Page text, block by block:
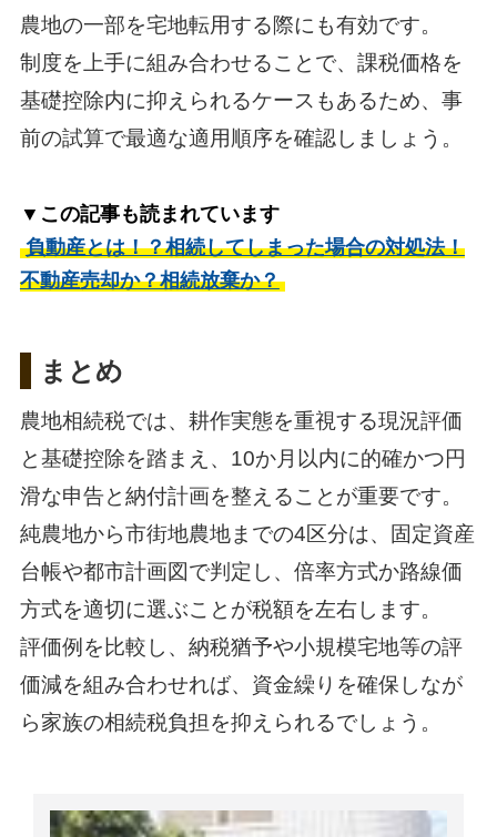
農地の一部を宅地転用する際にも有効です。
制度を上手に組み合わせることで、課税価格を
基礎控除内に抑えられるケースもあるため、事
前の試算で最適な適用順序を確認しましょう。
▼この記事も読まれています
負動産とは！？相続してしまった場合の対処法！
不動産売却か？相続放棄か？
まとめ
農地相続税では、耕作実態を重視する現況評価
と基礎控除を踏まえ、10か月以内に的確かつ円
滑な申告と納付計画を整えることが重要です。
純農地から市街地農地までの4区分は、固定資産
台帳や都市計画図で判定し、倍率方式か路線価
方式を適切に選ぶことが税額を左右します。
評価例を比較し、納税猶予や小規模宅地等の評
価減を組み合わせれば、資金繰りを確保しなが
ら家族の相続税負担を抑えられるでしょう。